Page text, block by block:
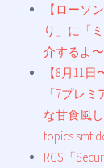
【ローソ
り」に「
介するよ〜
【8月11
「7プレ
な甘食風
RGS「